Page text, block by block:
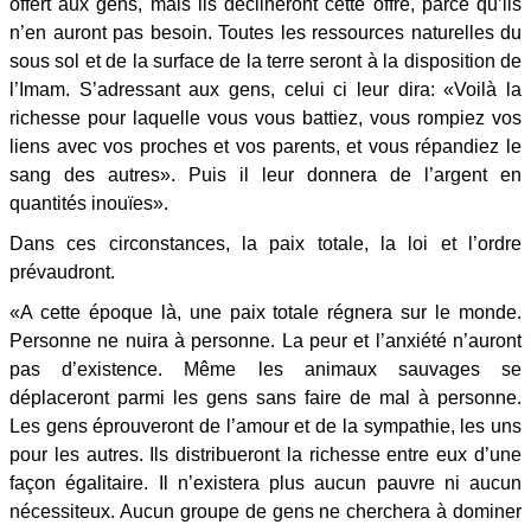
offert aux gens, mais ils déclineront cette offre, parce qu’ils
n’en auront pas besoin. Toutes les ressources naturelles du
sous sol et de la surface de la terre seront à la disposition de
l’Imam. S’adressant aux gens, celui ci leur dira: «Voilà la
richesse pour laquelle vous vous battiez, vous rompiez vos
liens avec vos proches et vos parents, et vous répandiez le
sang des autres». Puis il leur donnera de l’argent en
quantités inouïes».
Dans ces circonstances, la paix totale, la loi et l’ordre
prévaudront.
«A cette époque là, une paix totale régnera sur le monde.
Personne ne nuira à personne. La peur et l’anxiété n’auront
pas d’existence. Même les animaux sauvages se
déplaceront parmi les gens sans faire de mal à personne.
Les gens éprouveront de l’amour et de la sympathie, les uns
pour les autres. Ils distribueront la richesse entre eux d’une
façon égalitaire. Il n’existera plus aucun pauvre ni aucun
nécessiteux. Aucun groupe de gens ne cherchera à dominer